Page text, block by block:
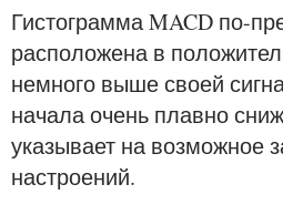
Гистограмма MACD по-
расположена в
немного выше своей
начала очень плавно
указывает на возможное
настроений.